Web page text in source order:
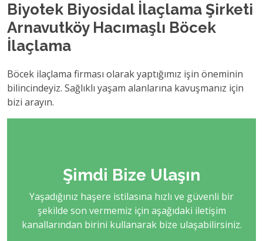
Biyotek Biyosidal İlaçlama Şirketi
Arnavutköy Hacımaşlı Böcek
İlaçlama
Böcek ilaçlama firması olarak yaptığımız işin öneminin
bilincindeyiz. Sağlıklı yaşam alanlarına kavuşmanız için
bizi arayın.
Şimdi Bize Ulaşın
Yaşadığınız haşere istilasına hızlı ve güvenli bir
şekilde son vermemiz için aşağıdaki iletişim
kanallarından birini kullanarak bize ulaşabilirsiniz.